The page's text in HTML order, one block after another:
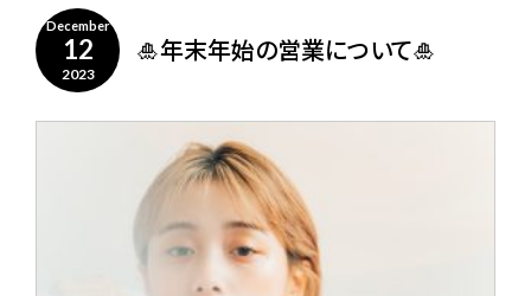
December
12
2023
🎍年末年始の営業について🎍